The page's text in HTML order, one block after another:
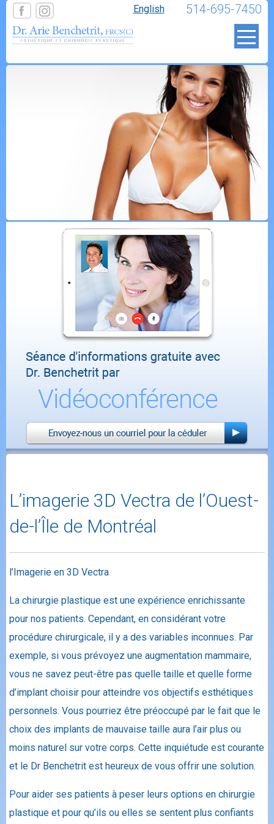
English 514-695-7450
L’imagerie 3D Vectra de l’Ouest-
de-l’Île de Montréal
l’Imagerie en 3D Vectra
La chirurgie plastique est une expérience enrichissante
pour nos patients. Cependant, en considérant votre
procédure chirurgicale, il y a des variables inconnues. Par
exemple, si vous prévoyez une augmentation mammaire,
vous ne savez peut-être pas quelle taille et quelle forme
d’implant choisir pour atteindre vos objectifs esthétiques
personnels. Vous pourriez être préoccupé par le fait que le
choix des implants de mauvaise taille aura l’air plus ou
moins naturel sur votre corps. Cette inquiétude est courante
et le Dr Benchetrit est heureux de vous offrir une solution.
Pour aider ses patients à peser leurs options en chirurgie
plastique et pour qu’ils ou elles se sentent plus confiants